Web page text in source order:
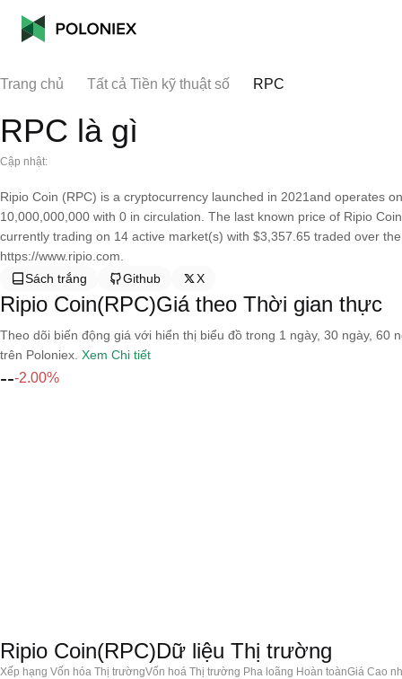
Trang chủ Tất cả Tiền kỹ thuật số RPC
RPC là gì
Cập nhật:
Ripio Coin (RPC) is a cryptocurrency launched in 2021and operates
10,000,000,000 with 0 in circulation. The last known price of Ripio
currently trading on 14 active market(s) with $3,357.65 traded over
https://www.ripio.com.
Sách trắng
Github X
Ripio Coin(RPC)Giá theo Thời gian thực
Theo dõi biến động giá với hiển thị biểu đồ trong 1 ngày, 30 ngày,
trên Poloniex. Xem Chi tiết
---2.00%
Ripio Coin(RPC)Dữ liệu Thị trường
Xếp hạng Vốn hóa Thị trườngVốn hoá Thị trường Pha loãng Hoàn toànGiá Cao